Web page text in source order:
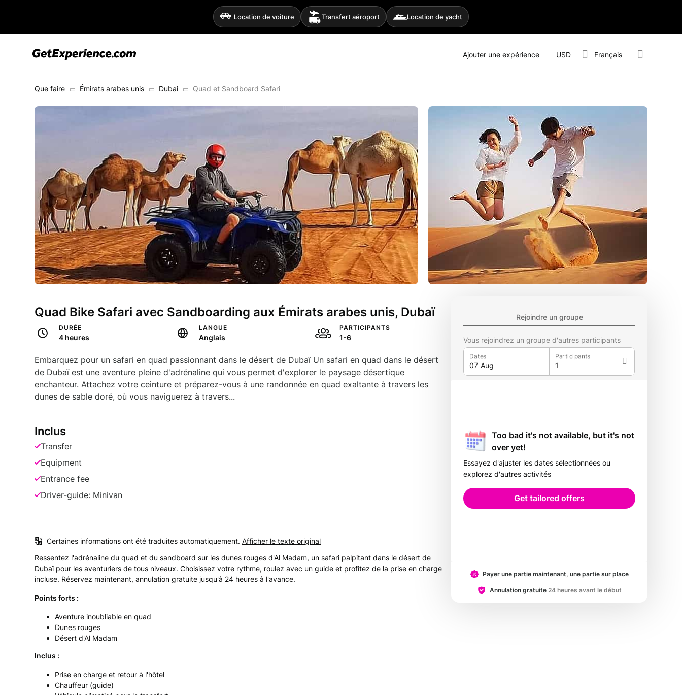
Location de voiture Transfert aéroport Location de yacht
Ajouter une expérience USD Français
Que faire Émirats arabes unis Dubai Quad et Sandboard Safari
Quad Bike Safari avec Sandboarding aux Émirats arabes unis, Dubaï
DURÉE
4 heures
LANGUE
Anglais
PARTICIPANTS
1-6
Embarquez pour un safari en quad passionnant dans le désert de Dubaï Un safari en quad dans le désert
de Dubaï est une aventure pleine d'adrénaline qui vous permet d'explorer le paysage désertique
enchanteur. Attachez votre ceinture et préparez-vous à une randonnée en quad exaltante à travers les
dunes de sable doré, où vous naviguerez à travers...
Inclus
Transfer
Equipment
Entrance fee
Driver-guide: Minivan
Certaines informations ont été traduites automatiquement. Afficher le texte original
Ressentez l'adrénaline du quad et du sandboard sur les dunes rouges d'Al Madam, un safari palpitant dans le désert de
Dubaï pour les aventuriers de tous niveaux. Choisissez votre rythme, roulez avec un guide et profitez de la prise en charge
incluse. Réservez maintenant, annulation gratuite jusqu'à 24 heures à l'avance.
Points forts :
Aventure inoubliable en quad
Dunes rouges
Désert d'Al Madam
Inclus :
Prise en charge et retour à l'hôtel
Chauffeur (guide)
Rejoindre un groupe
Vous rejoindrez un groupe d'autres participants
Dates Participants
Too bad it's not available, but it's not
over yet!
Essayez d'ajuster les dates sélectionnées ou
explorez d'autres activités
Get tailored offers
Payer une partie maintenant, une partie sur place
Annulation gratuite 24 heures avant le début